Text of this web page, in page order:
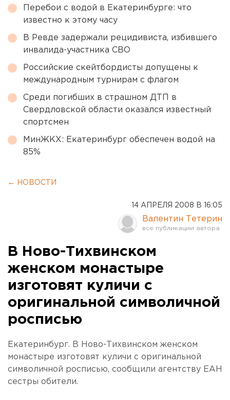
Перебои с водой в Екатеринбурге: что
известно к этому часу
В Ревде задержали рецидивиста, избившего
инвалида-участника СВО
Российские скейтбордисты допущены к
международным турнирам с флагом
Среди погибших в страшном ДТП в
Свердловской области оказался известный
спортсмен
МинЖКХ: Екатеринбург обеспечен водой на
85%
← НОВОСТИ
14 АПРЕЛЯ 2008 В 16:05
Валентин Тетерин
В Ново-Тихвинском
женском монастыре
изготовят куличи с
оригинальной символичной
росписью
Екатеринбург. В Ново-Тихвинском женском
монастыре изготовят куличи с оригинальной
символичной росписью, сообщили агентству ЕАН
сестры обители.